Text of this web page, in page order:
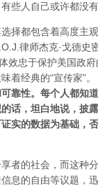
些人自己或许都没有
选择都包含着高度
律师杰克·戈德
效忠于保护美国政
着经典的“宣传家”。
靠性。每个人都知
话，坦白地说，披
实的数据为基础，
者的社会，而这种
息的自由等议题，迅